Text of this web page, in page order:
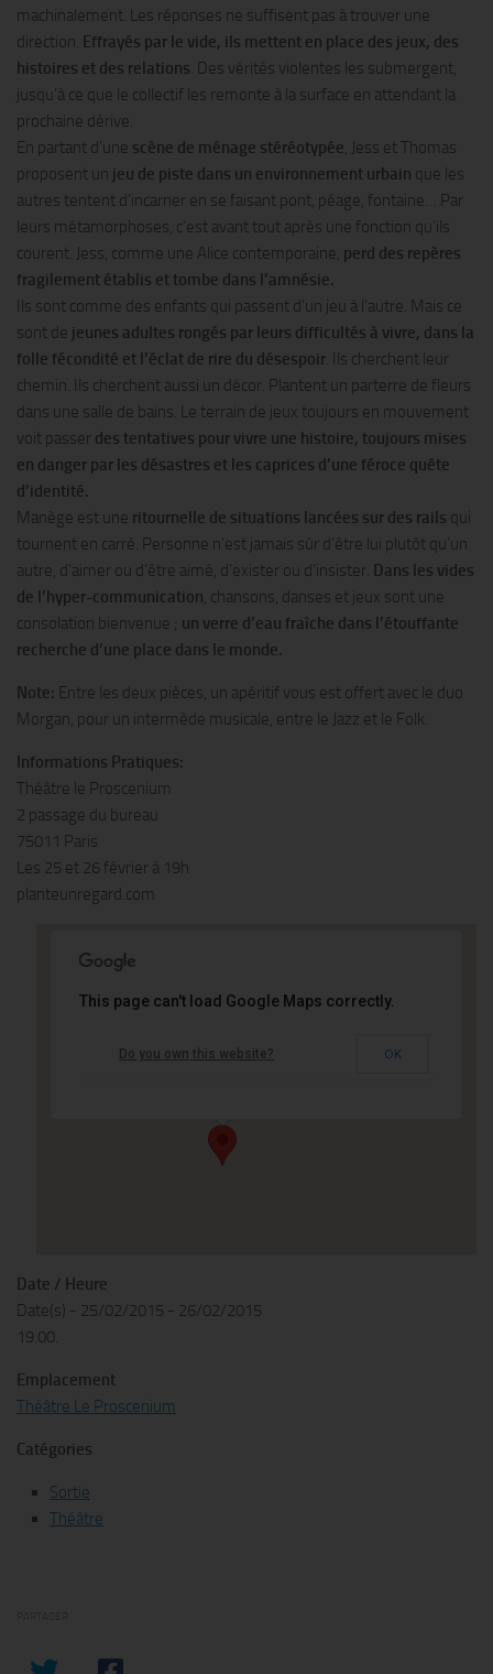
machinalement. Les réponses ne suffisent pas à trouver une
direction. Effrayés par le vide, ils mettent en place des jeux, des
histoires et des relations. Des vérités violentes les submergent,
jusqu’à ce que le collectif les remonte à la surface en attendant la
prochaine dérive.
En partant d’une scène de ménage stéréotypée, Jess et Thomas
proposent un jeu de piste dans un environnement urbain que les
autres tentent d’incarner en se faisant pont, péage, fontaine… Par
leurs métamorphoses, c’est avant tout après une fonction qu’ils
courent. Jess, comme une Alice contemporaine, perd des repères
fragilement établis et tombe dans l’amnésie.
Ils sont comme des enfants qui passent d’un jeu à l’autre. Mais ce
sont de jeunes adultes rongés par leurs difficultés à vivre, dans la
folle fécondité et l’éclat de rire du désespoir. Ils cherchent leur
chemin. Ils cherchent aussi un décor. Plantent un parterre de fleurs
dans une salle de bains. Le terrain de jeux toujours en mouvement
voit passer des tentatives pour vivre une histoire, toujours mises
en danger par les désastres et les caprices d’une féroce quête
d’identité.
Manège est une ritournelle de situations lancées sur des rails qui
tournent en carré. Personne n’est jamais sûr d’être lui plutôt qu’un
autre, d’aimer ou d’être aimé, d’exister ou d’insister. Dans les vides
de l’hyper-communication, chansons, danses et jeux sont une
consolation bienvenue ; un verre d’eau fraîche dans l’étouffante
recherche d’une place dans le monde.
Note: Entre les deux pièces, un apéritif vous est offert avec le duo
Morgan, pour un intermède musicale, entre le Jazz et le Folk.
Informations Pratiques:
Théâtre le Proscenium
2 passage du bureau
75011 Paris
Les 25 et 26 février à 19h
planteunregard.com
This page can't load Google Maps correctly.
Do you own this website? OK
Date / Heure
Date(s) - 25/02/2015 - 26/02/2015
19.00.
Emplacement
Théâtre Le Proscenium
Catégories
Sortie
Théâtre